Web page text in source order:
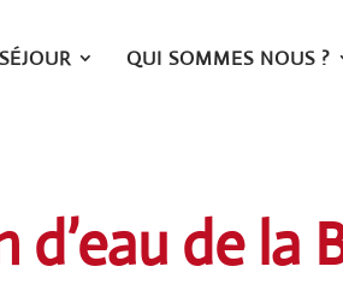
QUI SOMMES NOUS ?
d’eau de la